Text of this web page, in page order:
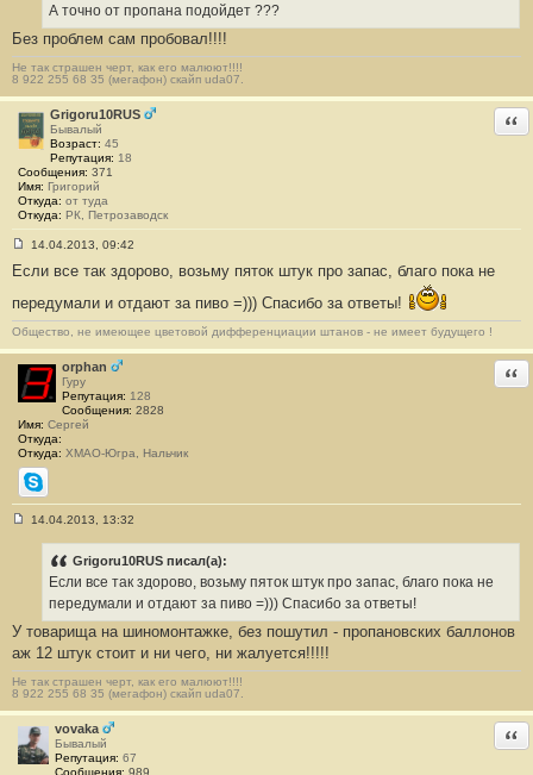
н
и
е
#
1
3
А точно от пропана подойдет ???
Без проблем сам пробовал!!!!
Не так страшен черт, как его малюют!!!!
8 922 255 68 35 (мегафон) скайп uda07.
Grigoru10RUS
Бывалый
Возраст: 45
Репутация: 18
Сообщения: 371
Имя: Григорий
Откуда: от туда
Откуда: РК, Петрозаводск
о
б
щ
е
и
е
#
1
14.04.2013, 09:42
Если все так здорово, возьму пяток штук про запас, благо пока не
передумали и отдают за пиво =))) Спасибо за ответы!
Общество, не имеющее цветовой дифференциации штанов - не имеет будущего !
orphan
Гуру
Репутация: 128
Сообщения: 2828
Имя: Сергей
Откуда:
Откуда: ХМАО-Югра, Нальчик
Skype
и
#
1
5
14.04.2013, 13:32
Grigoru10RUS писал(а):
Если все так здорово, возьму пяток штук про запас, благо пока не
передумали и отдают за пиво =))) Спасибо за ответы!
У товарища на шиномонтажке, без пошутил - пропановских баллонов
аж 12 штук стоит и ни чего, ни жалуется!!!!!
Не так страшен черт, как его малюют!!!!
8 922 255 68 35 (мегафон) скайп uda07.
vovaka
Бывалый
Репутация: 67
Сообщения: 989